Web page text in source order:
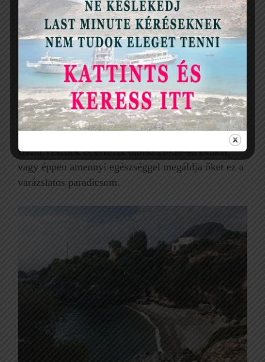
akadnak, melyekben kétség kívül nem görögök
utaznak. Idősebb németek, hollandok. Olyanok, akik
hangját a reggeli kávézásom közben is hallottam.
Görögül is egész jól társalogtak. Mit keresnek ők itt?
Ide költöztek.
?‍?Bizony. Több Facebook csoport tanúskodik róla,
hogy rengeteg német tölti nyugdíjas éveit a szigeten.
Házat vesznek és élvezik utolsó 20-30-40 évüket,
vagy éppen amennyi egészséggel megáldja őket ez a
varázslatos paradicsom.